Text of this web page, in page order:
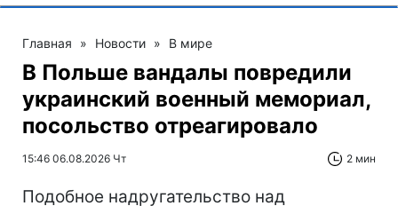
Главная » Новости » В мире
В Польше вандалы повредили
украинский военный мемориал,
посольство отреагировало
15:46 06.08.2026 Чт 2 мин
Подобное надругательство над